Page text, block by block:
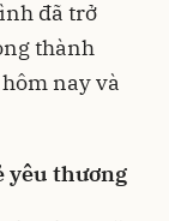
đã trở
thành
nay và
yêu thương